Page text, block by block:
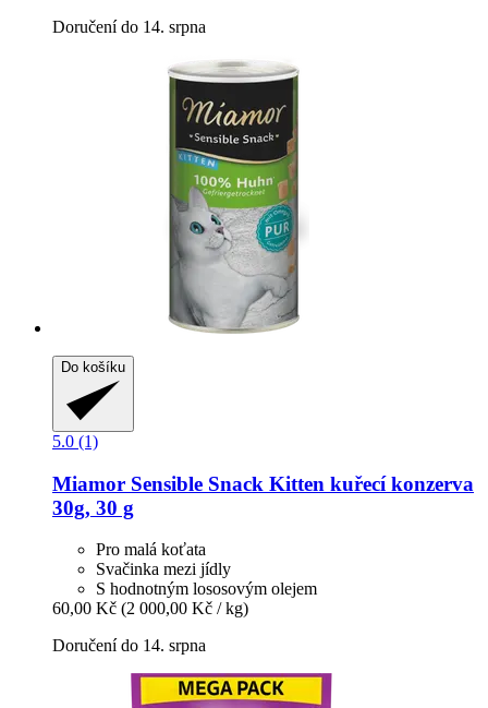
Doručení do 14. srpna
Do košíku
5.0 (1)
Miamor Sensible Snack Kitten kuřecí konzerva
30g, 30 g
Pro malá koťata
Svačinka mezi jídly
S hodnotným lososovým olejem
60,00 Kč (2 000,00 Kč / kg)
Doručení do 14. srpna